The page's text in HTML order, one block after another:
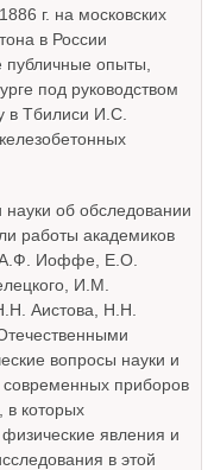
г. на московских
в России
опыты,
под руководством
в Тбилиси И.С.
об обследовании
работы академиков
А.Ф. Иоффе, Е.О.
И.М.
Аистова, H.Н.
вопросы науки и
современных приборов
в которых
явления и
в этой